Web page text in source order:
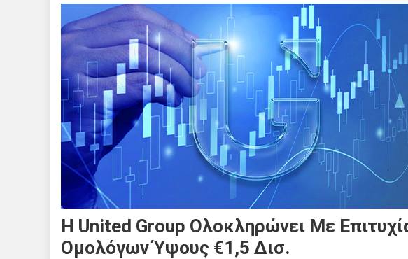
Η United Group Ολοκληρώνει Με
Ομολόγων Ύψους €1,5 Δισ.